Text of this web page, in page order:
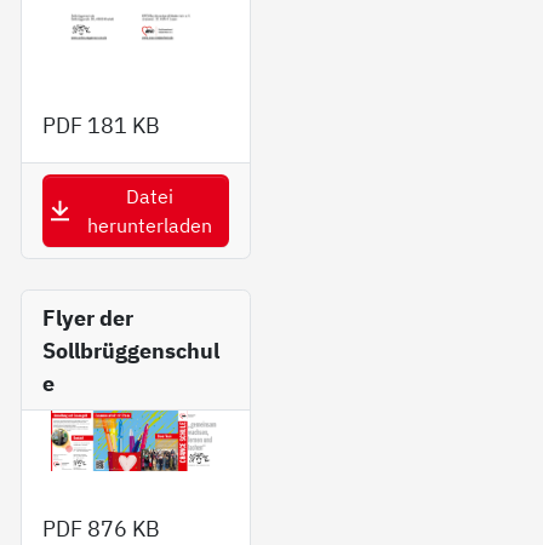
PDF 181 KB
Datei
herunterladen
Fly­er der
Sollbrüggenschul
e
PDF 876 KB